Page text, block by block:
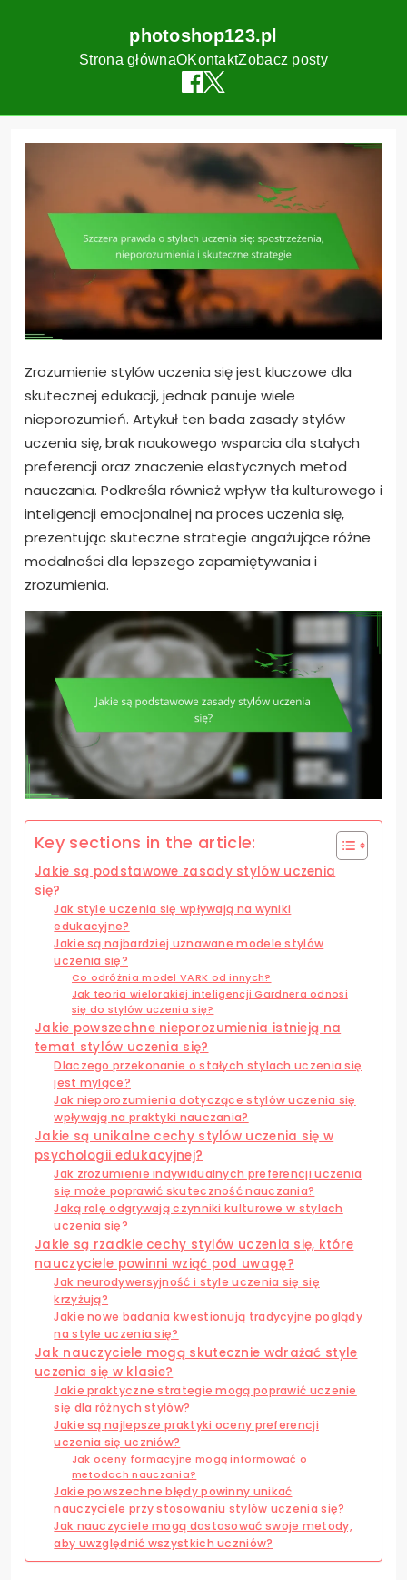
photoshop123.pl
Strona głównaOKontaktZobacz posty
content
Zrozumienie stylów uczenia się jest kluczowe dla
skutecznej edukacji, jednak panuje wiele
nieporozumień. Artykuł ten bada zasady stylów
uczenia się, brak naukowego wsparcia dla stałych
preferencji oraz znaczenie elastycznych metod
nauczania. Podkreśla również wpływ tła kulturowego i
inteligencji emocjonalnej na proces uczenia się,
prezentując skuteczne strategie angażujące różne
modalności dla lepszego zapamiętywania i
zrozumienia.
Key sections in the article:
Jakie są podstawowe zasady stylów uczenia
się?
Jak style uczenia się wpływają na wyniki
edukacyjne?
Jakie są najbardziej uznawane modele stylów
uczenia się?
Co odróżnia model VARK od innych?
Jak teoria wielorakiej inteligencji Gardnera odnosi
się do stylów uczenia się?
Jakie powszechne nieporozumienia istnieją na
temat stylów uczenia się?
Dlaczego przekonanie o stałych stylach uczenia się
jest mylące?
Jak nieporozumienia dotyczące stylów uczenia się
wpływają na praktyki nauczania?
Jakie są unikalne cechy stylów uczenia się w
psychologii edukacyjnej?
Jak zrozumienie indywidualnych preferencji uczenia
się może poprawić skuteczność nauczania?
Jaką rolę odgrywają czynniki kulturowe w stylach
uczenia się?
Jakie są rzadkie cechy stylów uczenia się, które
nauczyciele powinni wziąć pod uwagę?
Jak neurodywersyjność i style uczenia się się
krzyżują?
Jakie nowe badania kwestionują tradycyjne poglądy
na style uczenia się?
Jak nauczyciele mogą skutecznie wdrażać style
uczenia się w klasie?
Jakie praktyczne strategie mogą poprawić uczenie
się dla różnych stylów?
Jakie są najlepsze praktyki oceny preferencji
uczenia się uczniów?
Jak oceny formacyjne mogą informować o
metodach nauczania?
Jakie powszechne błędy powinny unikać
nauczyciele przy stosowaniu stylów uczenia się?
Jak nauczyciele mogą dostosować swoje metody,
aby uwzględnić wszystkich uczniów?